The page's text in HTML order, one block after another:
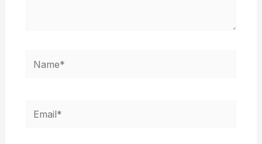
Name*
Email*